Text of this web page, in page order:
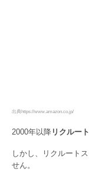
出典https://www.amazon.co.jp/
2000年以降 リクルー
しかし、リクルート
せん。